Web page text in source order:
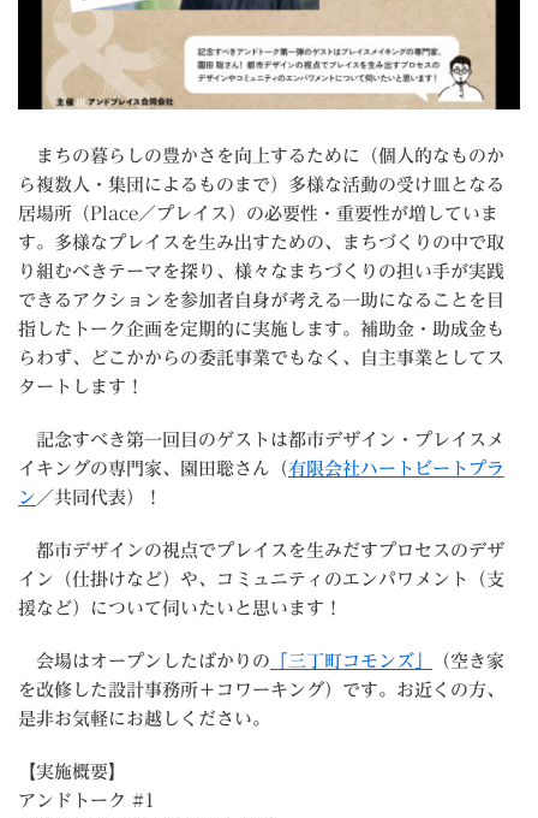
まちの暮らしの豊かさを向上するために（個人的なものか
ら複数人・集団によるものまで）多様な活動の受け皿となる
居場所（Place／プレイス）の必要性・重要性が増していま
す。多様なプレイスを生み出すための、まちづくりの中で取
り組むべきテーマを探り、様々なまちづくりの担い手が実践
できるアクションを参加者自身が考える一助になることを目
指したトーク企画を定期的に実施します。補助金・助成金も
らわず、どこかからの委託事業でもなく、自主事業としてス
タートします！
記念すべき第一回目のゲストは都市デザイン・プレイスメ
イキングの専門家、園田聡さん（有限会社ハートビートプラ
ン ／共同代表）！
都市デザインの視点でプレイスを生みだすプロセスのデザ
イン（仕掛けなど）や、コミュニティのエンパワメント（支
援など）について伺いたいと思います！
会場はオープンしたばかりの 「三丁町コモンズ」
（空き家
を改修した設計事務所＋コワーキング）です。お近くの方、
是非お気軽にお越しください。
【実施概要】
アンドトーク #1